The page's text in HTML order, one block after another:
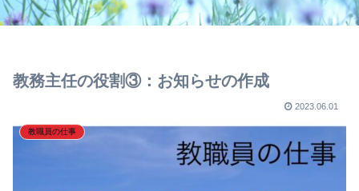
教務主任の役割③：お知らせの作成
2023.06.01
教職員の仕事